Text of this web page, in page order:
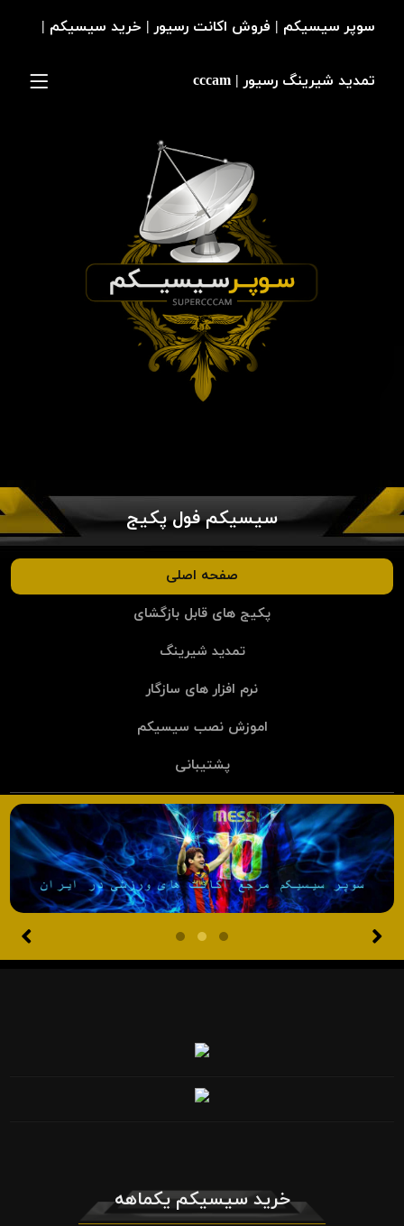
سیسیکم فول پکیج
صفحه اصلی
پکیج های قابل بازگشای
تمدید شیرینگ
نرم افزار های سازگار
اموزش نصب سیسیکم
پشتیبانی
خرید سیسیکم یکماهه
سوپر سیسیکم | فروش اکانت رسیور | خرید سیسیکم |
تمدید شیرینگ رسیور | cccam